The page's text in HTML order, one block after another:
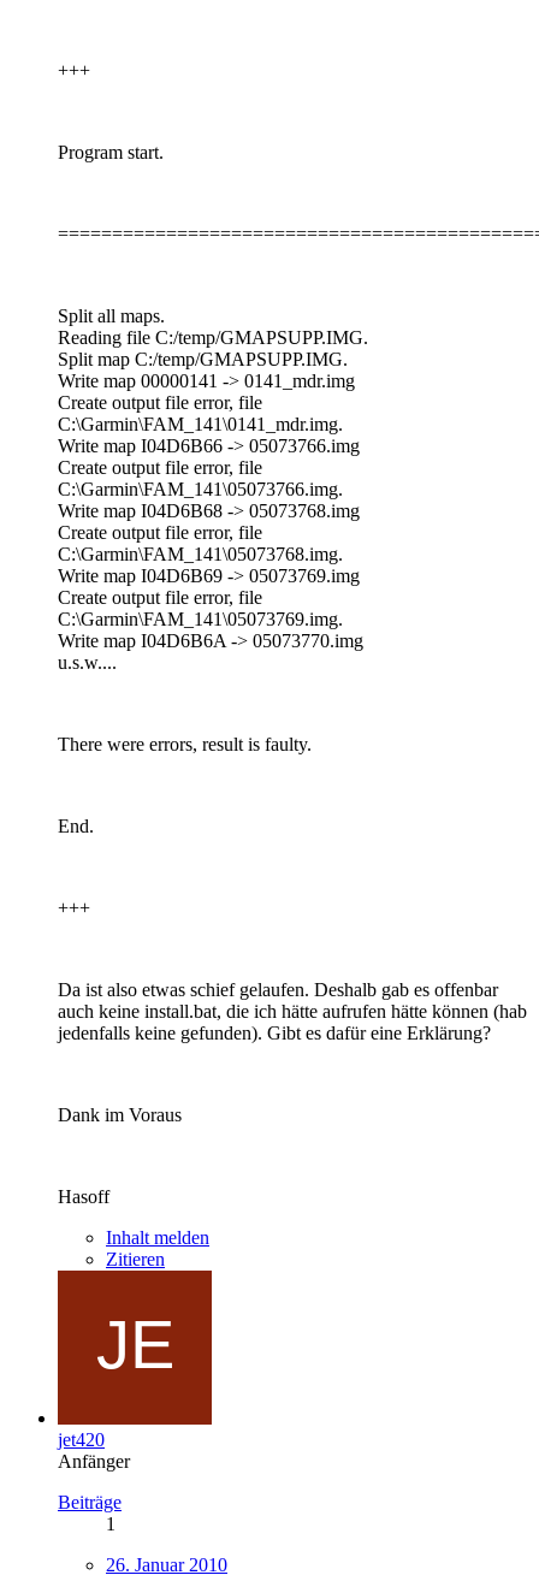
+++
Program start.
Split all maps.
Reading file C:/temp/GMAPSUPP.IMG.
Split map C:/temp/GMAPSUPP.IMG.
Write map 00000141 -> 0141_mdr.img
Create output file error, file
C:\Garmin\FAM_141\0141_mdr.img.
Write map I04D6B66 -> 05073766.img
Create output file error, file
C:\Garmin\FAM_141\05073766.img.
Write map I04D6B68 -> 05073768.img
Create output file error, file
C:\Garmin\FAM_141\05073768.img.
Write map I04D6B69 -> 05073769.img
Create output file error, file
C:\Garmin\FAM_141\05073769.img.
Write map I04D6B6A -> 05073770.img
u.s.w....
There were errors, result is faulty.
End.
+++
Da ist also etwas schief gelaufen. Deshalb gab es offenbar
auch keine install.bat, die ich hätte aufrufen hätte können (hab
jedenfalls keine gefunden). Gibt es dafür eine Erklärung?
Dank im Voraus
Hasoff
Inhalt melden
Zitieren
jet420
Anfänger
Beiträge
1
26. Januar 2010